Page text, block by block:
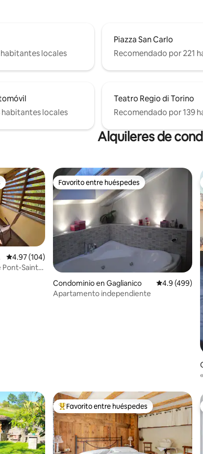
locales
Piazza San Carlo
Recomendado por 221
locales
Teatro Regio di Torino
Recomendado por 139
Alquileres de
huéspedes
Calificación promedio: 4.97 de 5; 104 evaluaciones
4.97 (104)
Pont-Saint-
Favorito entre huéspedes
Favorito entre huéspedes
Condominio en Gaglianico Calificación
4.9 (499)
Apartamento independiente
De los mejores en Favorito entre huéspedes
Favorito entre huéspedes